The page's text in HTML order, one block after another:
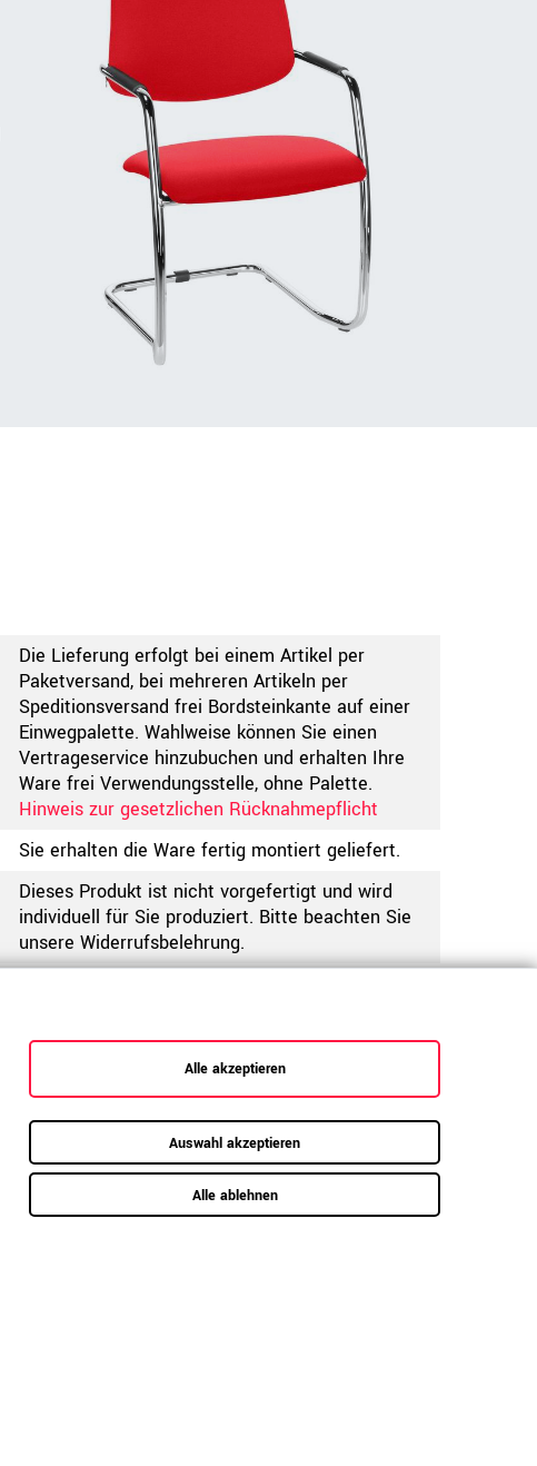
Die Lieferung erfolgt bei einem Artikel per
Paketversand, bei mehreren Artikeln per
Speditionsversand frei Bordsteinkante auf einer
Einwegpalette. Wahlweise können Sie einen
Vertrageservice hinzubuchen und erhalten Ihre
Ware frei Verwendungsstelle, ohne Palette.
Hinweis zur gesetzlichen Rücknahmepflicht
Sie erhalten die Ware fertig montiert geliefert.
Dieses Produkt ist nicht vorgefertigt und wird
individuell für Sie produziert. Bitte beachten Sie
unsere Widerrufsbelehrung.
Alle akzeptieren
Auswahl akzeptieren
Alle ablehnen